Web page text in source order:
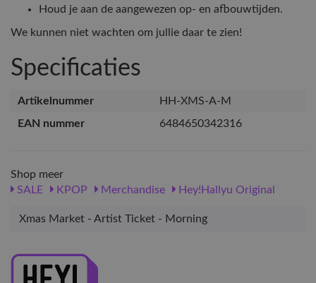
Houd je aan de aangewezen op- en afbouwtijden.
We kunnen niet wachten om jullie daar te zien!
Specificaties
Artikelnummer
HH-XMS-A-M
EAN nummer
6484650342316
Shop meer
SALE
KPOP Merchandise Hey!Hallyu Original
Xmas Market - Artist Ticket - Morning